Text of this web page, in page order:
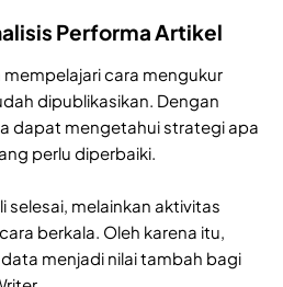
Performa Artikel
cara mengukur
dipublikasikan. Dengan
dapat mengetahui strategi apa
perlu diperbaiki.
selesai, melainkan aktivitas
berkala. Oleh karena itu,
menjadi nilai tambah bagi